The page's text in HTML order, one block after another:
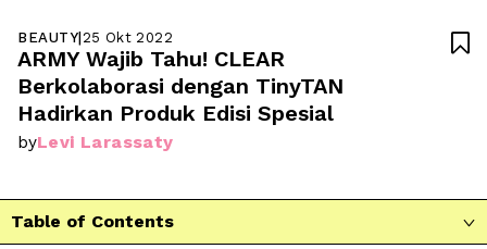
BEAUTY|25 Okt 2022
ARMY Wajib Tahu! CLEAR
Berkolaborasi dengan TinyTAN
Hadirkan Produk Edisi Spesial
byLevi Larassaty

Table of Contents 